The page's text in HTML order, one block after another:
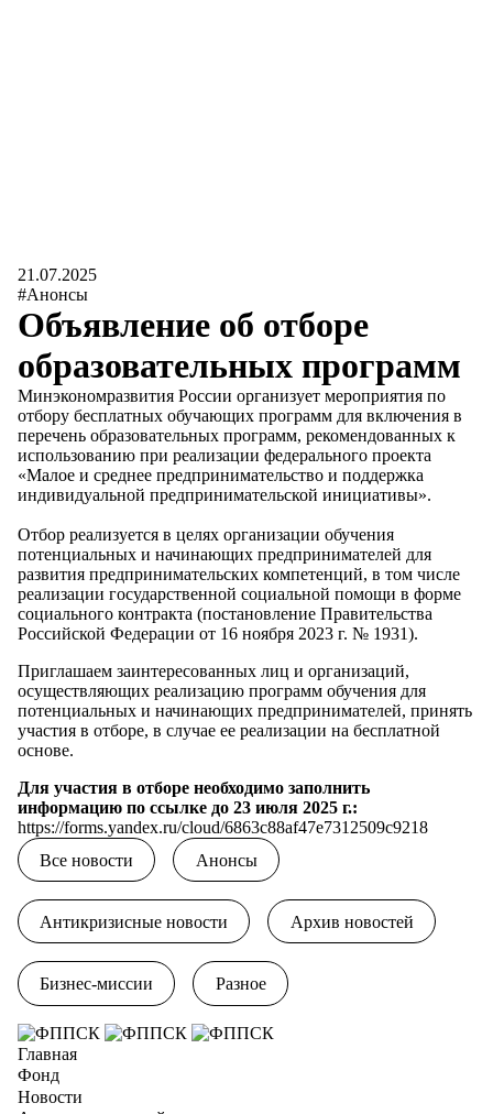
21.07.2025
#Анонсы
Объявление об отборе
образовательных программ
Минэкономразвития России организует мероприятия по
отбору бесплатных обучающих программ для включения в
перечень образовательных программ, рекомендованных к
использованию при реализации федерального проекта
«Малое и среднее предпринимательство и поддержка
индивидуальной предпринимательской инициативы».
Отбор реализуется в целях организации обучения
потенциальных и начинающих предпринимателей для
развития предпринимательских компетенций, в том числе
реализации государственной социальной помощи в форме
социального контракта (постановление Правительства
Российской Федерации от 16 ноября 2023 г. № 1931).
Приглашаем заинтересованных лиц и организаций,
осуществляющих реализацию программ обучения для
потенциальных и начинающих предпринимателей, принять
участия в отборе, в случае ее реализации на бесплатной
основе.
Для участия в отборе необходимо заполнить
информацию по ссылке до 23 июля 2025 г.:
https://forms.yandex.ru/cloud/6863c88af47e7312509c9218
Все новости
Анонсы
Антикризисные новости Архив новостей
Бизнес-миссии Разное
Главная
Фонд
Новости